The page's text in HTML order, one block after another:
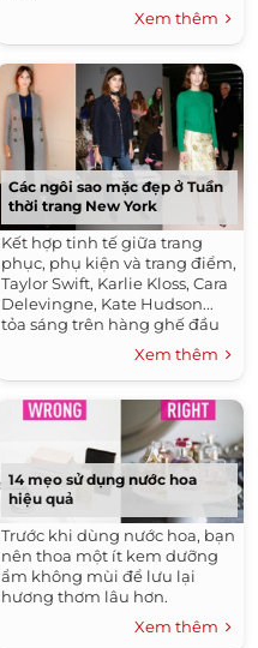
Xem thêm
Các ngôi sao mặc đẹp ở Tuần
thời trang New York
Kết hợp tinh tế giữa trang
phục, phụ kiện và trang điểm,
Taylor Swift, Karlie Kloss, Cara
Delevingne, Kate Hudson...
tỏa sáng trên hàng ghế đầu
Xem thêm
14 mẹo sử dụng nước hoa
hiệu quả
Trước khi dùng nước hoa, bạn
nên thoa một ít kem dưỡng
ẩm không mùi để lưu lại
hương thơm lâu hơn.
Xem thêm